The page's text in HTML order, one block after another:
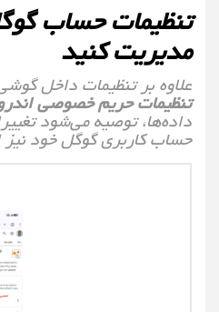
تنظیمات حساب
مدیریت کنید
علاوه بر تنظیمات داخل
تنظیمات حریم خصوصی
داده‌ها، توصیه می‌شود
حساب کاربری گوگل خود نیز